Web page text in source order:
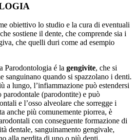
obiettivo lo studio e la cura di eventuali
sostiene il dente, che comprende sia i
che quelli duri come ad esempio
Parodontologia é la gengivite, che si
sanguinano quando si spazzolano i denti.
a lungo, l’infiammazione può estendersi
parodontale (parodontite) e può
e l’osso alveolare che sorregge i
anche più comunemente piorrea, è
con conseguente formazione di
dentale, sanguinamento gengivale,